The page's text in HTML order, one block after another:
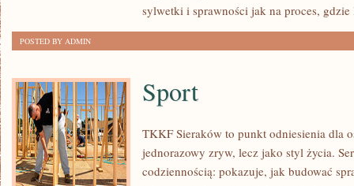
sylwetki i sprawności jak na proces, gdzie
POSTED BY ADMIN
Sport
TKKF Sieraków to punkt odniesienia dla
jednorazowy zryw, lecz jako styl życia.
codziennością: pokazuje, jak budować